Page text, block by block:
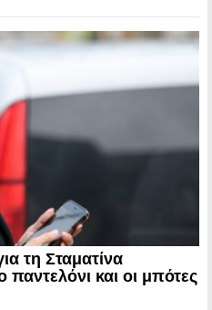
τη Σταματίνα
και οι μπότες